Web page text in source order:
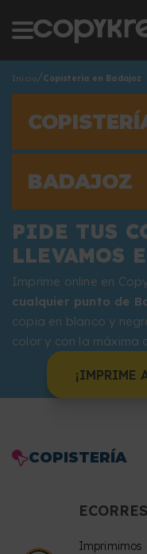
Inicio Copistería en Badajoz
BADAJOZ
PIDE TUS
LLEVAMOS
Imprime online en
cualquier punto de
copia en blanco y
color y con la máxima
¡IMPRIME
COPISTERÍA
Imprimimos